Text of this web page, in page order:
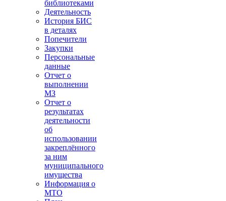
библиотеками
Деятельность
История БИС
в деталях
Попечители
Закупки
Персональные
данные
Отчет о
выполнении
МЗ
Отчет о
результатах
деятельности
об
использовании
закреплённого
за ним
муниципального
имущества
Информация о
МТО